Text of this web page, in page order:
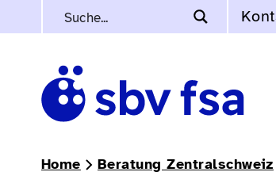
Home Beratung Zentralschweiz